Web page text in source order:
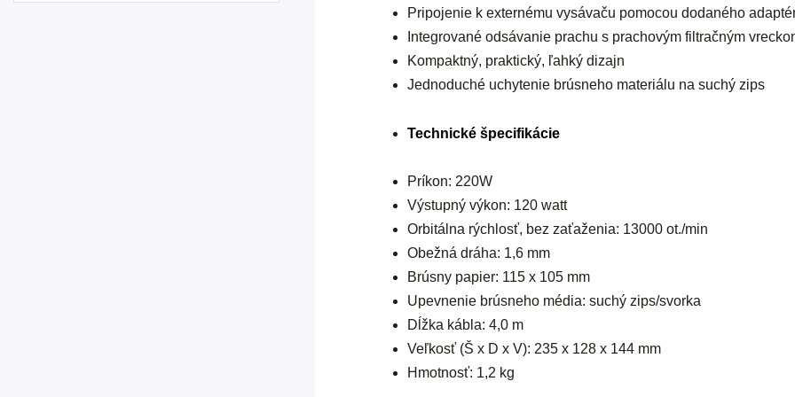
Pripojenie k externému vysávaču pomocou dodaného
Integrované odsávanie prachu s prachovým filtračným
Kompaktný, praktický, ľahký dizajn
Jednoduché uchytenie brúsneho materiálu na suchý zips
Technické špecifikácie
Príkon: 220W
Výstupný výkon: 120 watt
Orbitálna rýchlosť, bez zaťaženia: 13000 ot./min
Obežná dráha: 1,6 mm
Brúsny papier: 115 x 105 mm
Upevnenie brúsneho média: suchý zips/svorka
Dĺžka kábla: 4,0 m
Veľkosť (Š x D x V): 235 x 128 x 144 mm
Hmotnosť: 1,2 kg